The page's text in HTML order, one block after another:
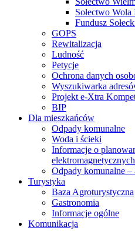
Sołectwo
Fundusz
GOPS
Rewitalizacja
Ludność
Petycje
Ochrona danych
Wyszukiwarka
Projekt e-Xtra
BIP
Dla mieszkańców
Odpady komunalne
Woda i ścieki
Informacje o
elektromagnetycznych
Odpady komunalne –
Turystyka
Baza Agroturystyczna
Gastronomia
Informacje ogólne
Komunikacja